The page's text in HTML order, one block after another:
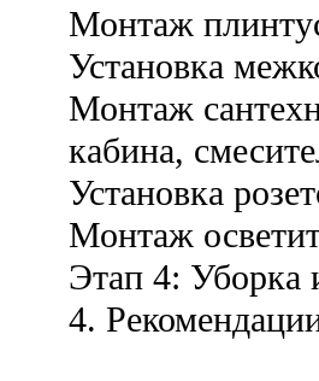
Монтаж
Установка
Монтаж
кабина,
Установка
Монтаж
Этап 4: Уборка
4.